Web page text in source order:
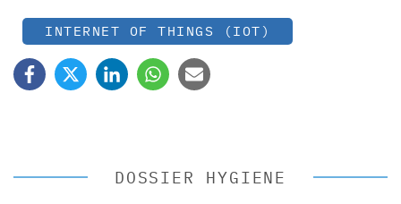
INTERNET OF THINGS (IOT)
DOSSIER HYGIENE